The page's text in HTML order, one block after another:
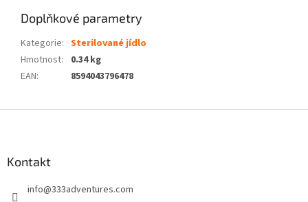
Doplňkové parametry
Kategorie: Sterilované jídlo
Hmotnost:
0.34 kg
EAN: 8594043796478
Kontakt
info@333adventures.com